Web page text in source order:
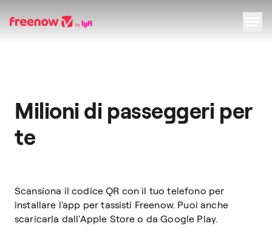
Milioni di passeggeri per
te
Scansiona il codice QR con il tuo telefono per
installare l'app per tassisti Freenow. Puoi anche
scaricarla dall'Apple Store o da Google Play.